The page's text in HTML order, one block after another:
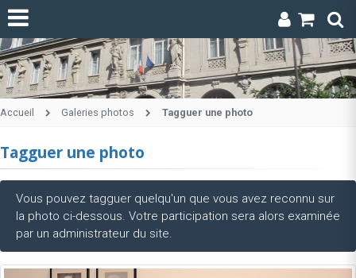
Accueil Galeries photos Tagguer une photo
Tagguer une photo
Vous pouvez tagguer quelqu'un que vous avez reconnu sur
la photo ci-dessous. Votre participation sera alors examinée
par un administrateur du site.